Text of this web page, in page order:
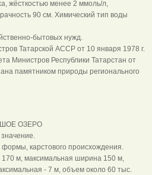
жёсткостью менее 2 ммоль/л,
90 см. Химический тип воды
бытовых нужд.
Татарской АССР от 10 января 1978 г.
Министров Республики Татарстан от
памятником природы регионального
ОЗЕРО
значение.
формы, карстового происхождения.
м, максимальная ширина 150 м,
- 7 м, объем около 60 тыс.